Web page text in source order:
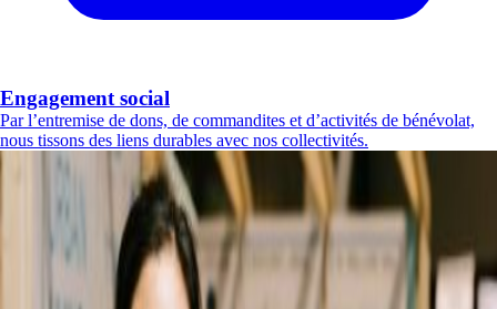
Engagement social
Par l’entremise de dons, de commandites et d’activités de bénévolat,
nous tissons des liens durables avec nos collectivités.